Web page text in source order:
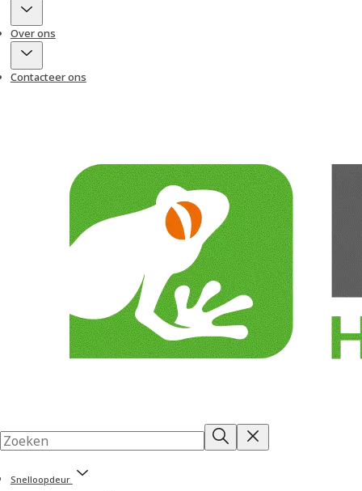
Over ons
Contacteer ons
Snelloopdeur